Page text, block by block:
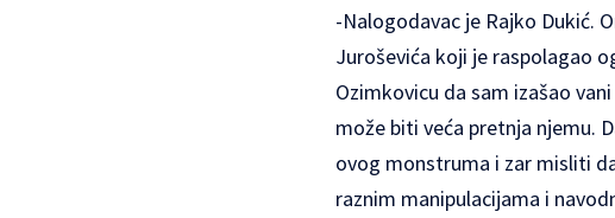
-Nalogodavac je Rajko Dukić.
Juroševića koji je raspolagao
Ozimkovicu da sam izašao
može biti veća pretnja njemu.
ovog monstruma i zar misliti
raznim manipulacijama i